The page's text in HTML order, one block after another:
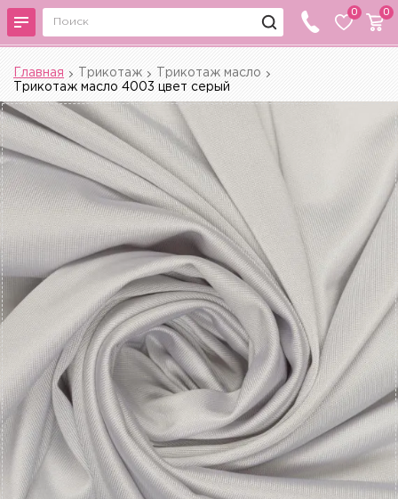
0 0
Главная Трикотаж
Трикотаж масло
Трикотаж масло 4003 цвет серый